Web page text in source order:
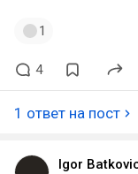
1
4
1 ответ на пост
Igor